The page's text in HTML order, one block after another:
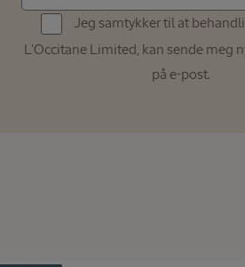
post
(navn@example.com)
Jeg samtykker til at
L'Occitane Limited, kan sende meg
på e-post.